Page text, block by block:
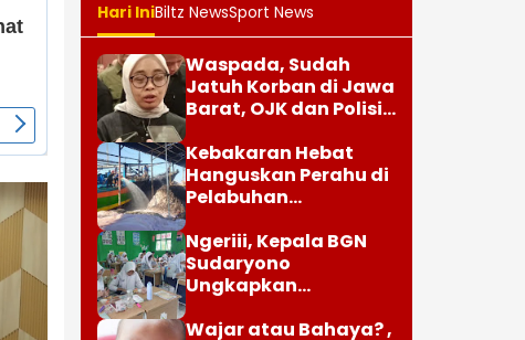
Hari IniBiltz NewsSport News
Waspada, Sudah
Jatuh Korban di Jawa
Barat, OJK dan Polisi
Penipuan Modus Titip
Limit Paylater
Kebakaran Hebat
Hanguskan Perahu di
Pelabuhan
Indramayu
Ngeriii, Kepala BGN
Sudaryono
Ungkapkan
Juta Data Ganda
Wajar atau Bahaya? ,